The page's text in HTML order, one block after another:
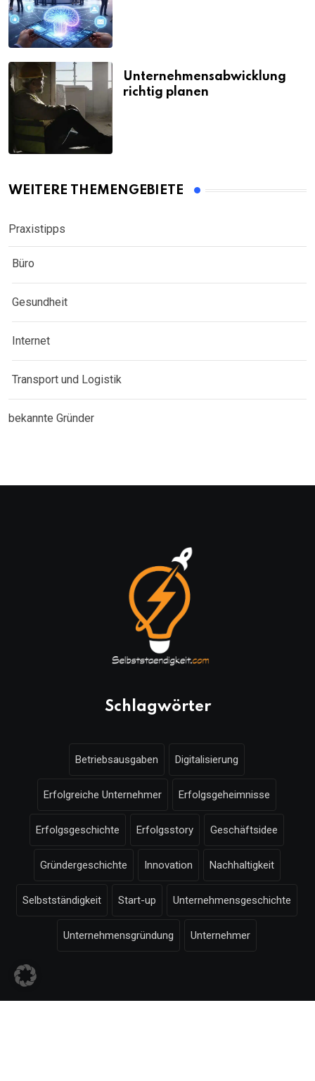
Unternehmensabwicklung
richtig planen
WEITERE THEMENGEBIETE
Praxistipps
Büro
Gesundheit
Internet
Transport und Logistik
bekannte Gründer
Schlagwörter
Betriebsausgaben Digitalisierung
Erfolgreiche Unternehmer Erfolgsgeheimnisse
Erfolgsgeschichte Erfolgsstory Geschäftsidee
Gründergeschichte Innovation Nachhaltigkeit
Selbstständigkeit Start-up Unternehmensgeschichte
Unternehmensgründung Unternehmer